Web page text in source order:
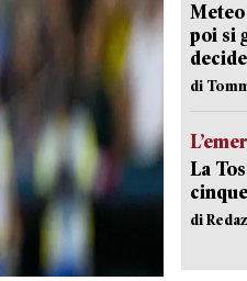
poi si
di
La
di